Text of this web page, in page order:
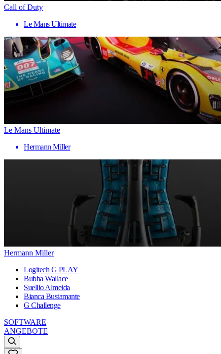
Call of Duty
Le Mans Ultimate
Le Mans Ultimate
Hermann Miller
Hermann Miller
Logitech G PLAY
Bubba Wallace
Suellio Almeida
Bianca Bustamante
G Challenge
SOFTWARE
ANGEBOTE